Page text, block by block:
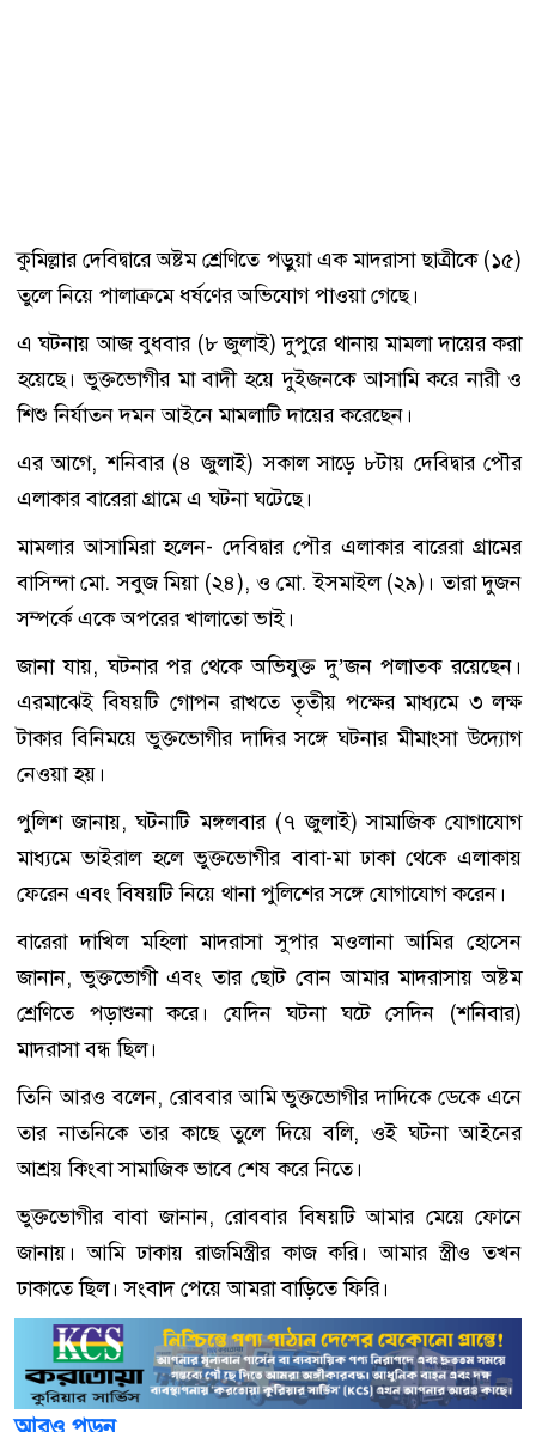
কুমিল্লার দেবিদ্বারে অষ্টম শ্রেণিতে পড়ুয়া এক মাদরাসা ছাত্রীকে (১৫)
তুলে নিয়ে পালাক্রমে ধর্ষণের অভিযোগ পাওয়া গেছে।
এ ঘটনায় আজ বুধবার (৮ জুলাই) দুপুরে থানায় মামলা দায়ের করা
হয়েছে। ভুক্তভোগীর মা বাদী হয়ে দুইজনকে আসামি করে নারী ও
শিশু নির্যাতন দমন আইনে মামলাটি দায়ের করেছেন।
এর আগে, শনিবার (৪ জুলাই) সকাল সাড়ে ৮টায় দেবিদ্বার পৌর
এলাকার বারেরা গ্রামে এ ঘটনা ঘটেছে।
মামলার আসামিরা হলেন- দেবিদ্বার পৌর এলাকার বারেরা গ্রামের
বাসিন্দা মো. সবুজ মিয়া (২৪), ও মো. ইসমাইল (২৯)। তারা দুজন
সম্পর্কে একে অপরের খালাতো ভাই।
জানা যায়, ঘটনার পর থেকে অভিযুক্ত দু’জন পলাতক রয়েছেন।
এরমাঝেই বিষয়টি গোপন রাখতে তৃতীয় পক্ষের মাধ্যমে ৩ লক্ষ
টাকার বিনিময়ে ভুক্তভোগীর দাদির সঙ্গে ঘটনার মীমাংসা উদ্যোগ
নেওয়া হয়।
পুলিশ জানায়, ঘটনাটি মঙ্গলবার (৭ জুলাই) সামাজিক যোগাযোগ
মাধ্যমে ভাইরাল হলে ভুক্তভোগীর বাবা-মা ঢাকা থেকে এলাকায়
ফেরেন এবং বিষয়টি নিয়ে থানা পুলিশের সঙ্গে যোগাযোগ করেন।
বারেরা দাখিল মহিলা মাদরাসা সুপার মওলানা আমির হোসেন
জানান, ভুক্তভোগী এবং তার ছোট বোন আমার মাদরাসায় অষ্টম
শ্রেণিতে পড়াশুনা করে। যেদিন ঘটনা ঘটে সেদিন (শনিবার)
মাদরাসা বন্ধ ছিল।
তিনি আরও বলেন, রোববার আমি ভুক্তভোগীর দাদিকে ডেকে এনে
তার নাতনিকে তার কাছে তুলে দিয়ে বলি, ওই ঘটনা আইনের
আশ্রয় কিংবা সামাজিক ভাবে শেষ করে নিতে।
ভুক্তভোগীর বাবা জানান, রোববার বিষয়টি আমার মেয়ে ফোনে
জানায়। আমি ঢাকায় রাজমিস্ত্রীর কাজ করি। আমার স্ত্রীও তখন
ঢাকাতে ছিল। সংবাদ পেয়ে আমরা বাড়িতে ফিরি।